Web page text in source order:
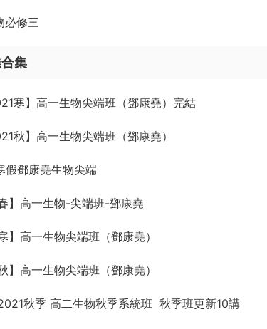
修三
集
寒】高一生物尖端班（鄧康堯）完結
秋】高一生物尖端班（鄧康堯）
鄧康堯生物尖端
】高一生物-尖端班-鄧康堯
高一生物尖端班（鄧康堯）
高一生物尖端班（鄧康堯）
秋季 高二生物秋季系統班 秋季班更新10講